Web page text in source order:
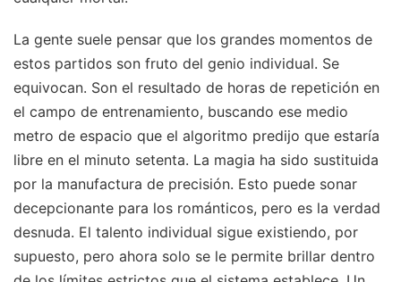
La gente suele pensar que los grandes momentos de
estos partidos son fruto del genio individual. Se
equivocan. Son el resultado de horas de repetición en
el campo de entrenamiento, buscando ese medio
metro de espacio que el algoritmo predijo que estaría
libre en el minuto setenta. La magia ha sido sustituida
por la manufactura de precisión. Esto puede sonar
decepcionante para los románticos, pero es la verdad
desnuda. El talento individual sigue existiendo, por
supuesto, pero ahora solo se le permite brillar dentro